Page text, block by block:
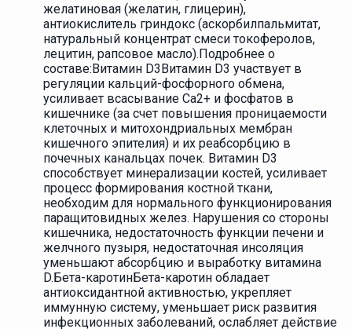
желатиновая (желатин, глицерин),
антиокислитель гриндокс (аскорбилпальмитат,
натуральный концентрат смеси токоферолов,
лецитин, рапсовое масло).Подробнее о
составе:Витамин D3Витамин D3 участвует в
регуляции кальций-фосфорного обмена,
усиливает всасывание Ca2+ и фосфатов в
кишечнике (за счет повышения проницаемости
клеточных и митохондриальных мембран
кишечного эпителия) и их реабсорбцию в
почечных канальцах почек. Витамин D3
способствует минерализации костей, усиливает
процесс формирования костной ткани,
необходим для нормального функционирования
паращитовидных желез. Нарушения со стороны
кишечника, недостаточность функции печени и
желчного пузыря, недостаточная инсоляция
уменьшают абсорбцию и выработку витамина
D.Бета-каротинБета-каротин обладает
антиоксидантной активностью, укрепляет
иммунную систему, уменьшает риск развития
инфекционных заболеваний, ослабляет действие